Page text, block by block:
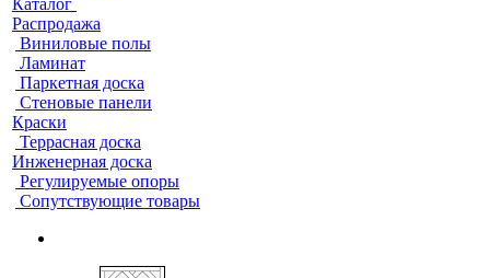
Каталог
Распродажа
Виниловые полы
Ламинат
Паркетная доска
Стеновые панели
Краски
Террасная доска
Инженерная доска
Регулируемые опоры
Сопутствующие товары